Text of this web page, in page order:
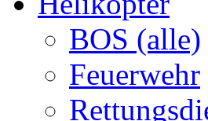
BOS (alle)
Feuerwehr